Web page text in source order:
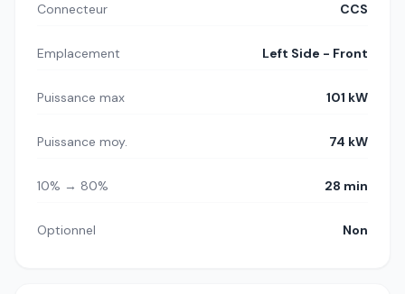
Connecteur CCS
Emplacement Left Side - Front
Puissance max 101 kW
Puissance moy. 74 kW
10% → 80% 28 min
Optionnel Non